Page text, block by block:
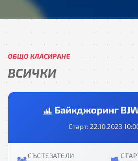
ОБЩО КЛАСИРАНЕ
ВСИЧКИ
Байкджоринг
Старт: 22.10.2023
СЪСТЕЗАТЕЛИ